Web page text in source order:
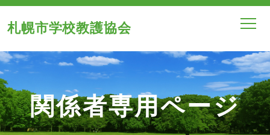
札幌市学校教護協会
関係者専用ページ